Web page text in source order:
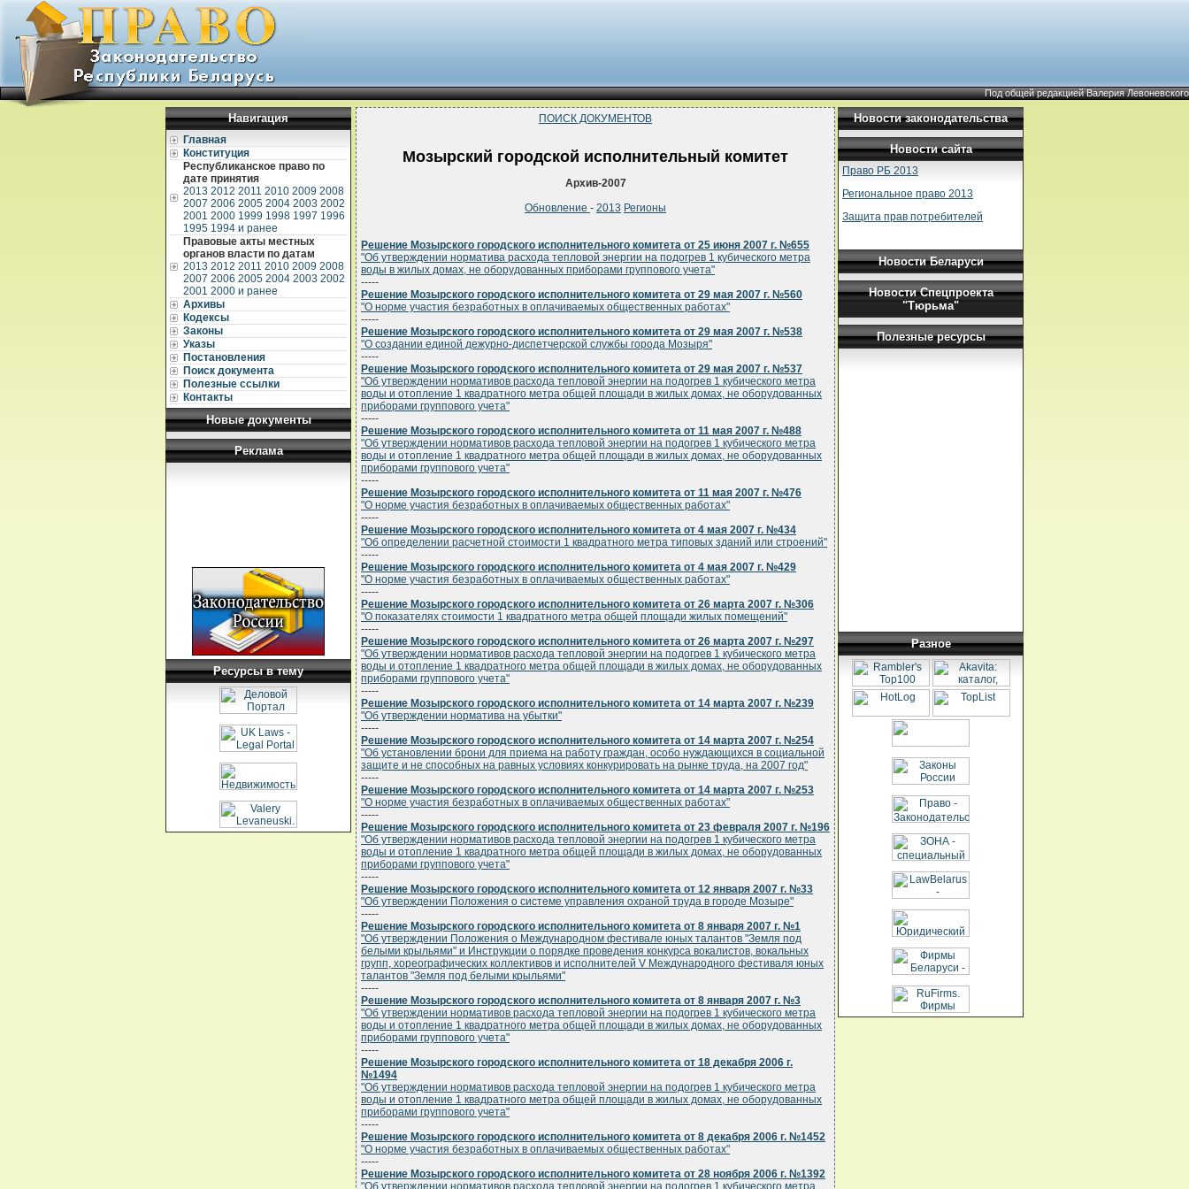
Под общей редакцией Валерия Левоневского
Навигация
Главная
Конституция
Республиканское право по
дате принятия
2013 2012 2011 2010 2009 2008
2007 2006 2005 2004 2003 2002
2001 2000 1999 1998 1997 1996
1995 1994 и ранее
Правовые акты местных
органов власти по датам
2013 2012 2011 2010 2009 2008
2007 2006 2005 2004 2003 2002
2001 2000 и ранее
Архивы
Кодексы
Законы
Указы
Постановления
Поиск документа
Полезные ссылки
Контакты
Новые документы
Реклама
Ресурсы в тему
ПОИСК ДОКУМЕНТОВ
Мозырский городской исполнительный комитет
Архив-2007
Обновление - 2013 Регионы
Решение Мозырского городского исполнительного комитета от 25 июня 2007 г. №655
"Об утверждении норматива расхода тепловой энергии на подогрев 1 кубического метра
воды в жилых домах, не оборудованных приборами группового учета"
-----
Решение Мозырского городского исполнительного комитета от 29 мая 2007 г. №560
"О норме участия безработных в оплачиваемых общественных работах"
-----
Решение Мозырского городского исполнительного комитета от 29 мая 2007 г. №538
"О создании единой дежурно-диспетчерской службы города Мозыря"
-----
Решение Мозырского городского исполнительного комитета от 29 мая 2007 г. №537
"Об утверждении нормативов расхода тепловой энергии на подогрев 1 кубического метра
воды и отопление 1 квадратного метра общей площади в жилых домах, не оборудованных
приборами группового учета"
-----
Решение Мозырского городского исполнительного комитета от 11 мая 2007 г. №488
"Об утверждении нормативов расхода тепловой энергии на подогрев 1 кубического метра
воды и отопление 1 квадратного метра общей площади в жилых домах, не оборудованных
приборами группового учета"
-----
Решение Мозырского городского исполнительного комитета от 11 мая 2007 г. №476
"О норме участия безработных в оплачиваемых общественных работах"
-----
Решение Мозырского городского исполнительного комитета от 4 мая 2007 г. №434
"Об определении расчетной стоимости 1 квадратного метра типовых зданий или строений"
-----
Решение Мозырского городского исполнительного комитета от 4 мая 2007 г. №429
"О норме участия безработных в оплачиваемых общественных работах"
-----
Решение Мозырского городского исполнительного комитета от 26 марта 2007 г. №306
"О показателях стоимости 1 квадратного метра общей площади жилых помещений"
-----
Решение Мозырского городского исполнительного комитета от 26 марта 2007 г. №297
"Об утверждении нормативов расхода тепловой энергии на подогрев 1 кубического метра
воды и отопление 1 квадратного метра общей площади в жилых домах, не оборудованных
приборами группового учета"
-----
Решение Мозырского городского исполнительного комитета от 14 марта 2007 г. №239
"Об утверждении норматива на убытки"
-----
Решение Мозырского городского исполнительного комитета от 14 марта 2007 г. №254
"Об установлении брони для приема на работу граждан, особо нуждающихся в социальной
защите и не способных на равных условиях конкурировать на рынке труда, на 2007 год"
-----
Решение Мозырского городского исполнительного комитета от 14 марта 2007 г. №253
"О норме участия безработных в оплачиваемых общественных работах"
-----
Решение Мозырского городского исполнительного комитета от 23 февраля 2007 г. №196
"Об утверждении нормативов расхода тепловой энергии на подогрев 1 кубического метра
воды и отопление 1 квадратного метра общей площади в жилых домах, не оборудованных
приборами группового учета"
-----
Решение Мозырского городского исполнительного комитета от 12 января 2007 г. №33
"Об утверждении Положения о системе управления охраной труда в городе Мозыре"
-----
Решение Мозырского городского исполнительного комитета от 8 января 2007 г. №1
"Об утверждении Положения о Международном фестивале юных талантов "Земля под
белыми крыльями" и Инструкции о порядке проведения конкурса вокалистов, вокальных
групп, хореографических коллективов и исполнителей V Международного фестиваля юных
талантов "Земля под белыми крыльями"
-----
Решение Мозырского городского исполнительного комитета от 8 января 2007 г. №3
"Об утверждении нормативов расхода тепловой энергии на подогрев 1 кубического метра
воды и отопление 1 квадратного метра общей площади в жилых домах, не оборудованных
приборами группового учета"
-----
Решение Мозырского городского исполнительного комитета от 18 декабря 2006 г.
№1494
"Об утверждении нормативов расхода тепловой энергии на подогрев 1 кубического метра
воды и отопление 1 квадратного метра общей площади в жилых домах, не оборудованных
приборами группового учета"
-----
Решение Мозырского городского исполнительного комитета от 8 декабря 2006 г. №1452
"О норме участия безработных в оплачиваемых общественных работах"
-----
Решение Мозырского городского исполнительного комитета от 28 ноября 2006 г. №1392
"Об утверждении нормативов расхода тепловой энергии на подогрев 1 кубического метра
Новости законодательства
Новости сайта
Право РБ 2013
Региональное право 2013
Защита прав потребителей
Новости Беларуси
Новости Спецпроекта
"Тюрьма"
Полезные ресурсы
Разное